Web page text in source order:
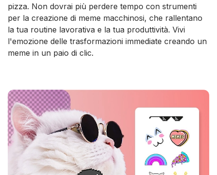
pizza. Non dovrai più perdere tempo con strumenti
per la creazione di meme macchinosi, che rallentano
la tua routine lavorativa e la tua produttività. Vivi
l'emozione delle trasformazioni immediate creando un
meme in un paio di clic.